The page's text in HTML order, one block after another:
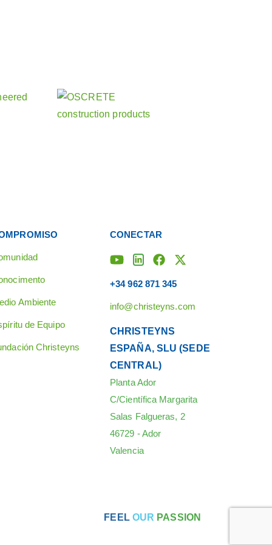
Ambiente
de Equipo
Christeyns
CONECTAR
+34 962 871 345
info@christeyns.com
CHRISTEYNS
ESPAÑA, SLU (SEDE
CENTRAL)
Planta Ador
C/Científica Margarita
Salas Falgueras, 2
46729 - Ador
Valencia
FEEL OUR PASSION